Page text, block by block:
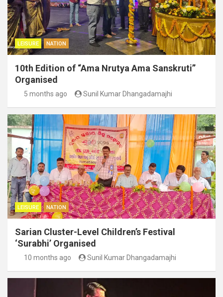
LEISURE NATION
10th Edition of “Ama Nrutya Ama Sanskruti”
Organised
5 months ago Sunil Kumar Dhangadamajhi
LEISURE NATION
Sarian Cluster-Level Children’s Festival
‘Surabhi’ Organised
10 months ago Sunil Kumar Dhangadamajhi